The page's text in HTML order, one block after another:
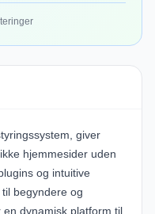
giver
hjemmesider uden
og intuitive
begyndere og
dynamisk platform til